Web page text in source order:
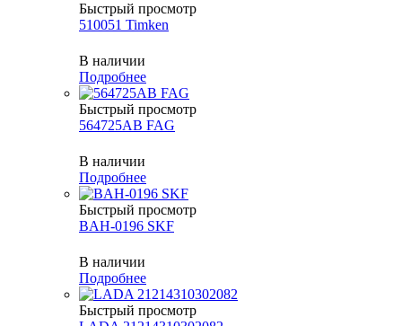
Быстрый просмотр
510051 Timken
В наличии
Подробнее
Быстрый просмотр
564725AB FAG
В наличии
Подробнее
Быстрый просмотр
BAH-0196 SKF
В наличии
Подробнее
Быстрый просмотр